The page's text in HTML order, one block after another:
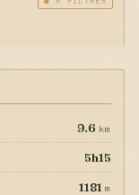
9.6 km
5h15
1181 m